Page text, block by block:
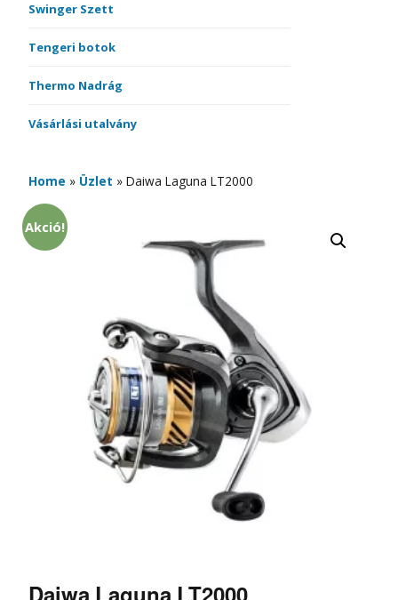
Swinger Szett
Tengeri botok
Thermo Nadrág
Vásárlási utalvány
Home » Üzlet » Daiwa Laguna LT2000
Akció!
Daiwa Laguna LT2000